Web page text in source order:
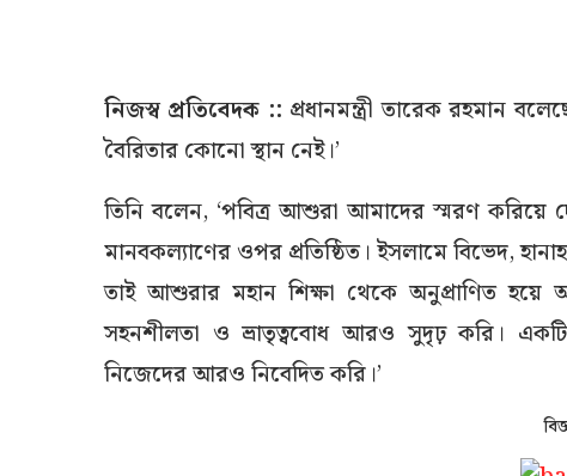
নিজস্ব প্রতিবেদক :: প্রধানমন্ত্রী তারেক রহমান
বৈরিতার কোনো স্থান নেই।’
তিনি বলেন, ‘পবিত্র আশুরা আমাদের স্মরণ করিয়ে
মানবকল্যাণের ওপর প্রতিষ্ঠিত। ইসলামে বিভেদ,
তাই আশুরার মহান শিক্ষা থেকে অনুপ্রাণিত হয়ে
সহনশীলতা ও ভ্রাতৃত্ববোধ আরও সুদৃঢ় করি। একটি
নিজেদের আরও নিবেদিত করি।’